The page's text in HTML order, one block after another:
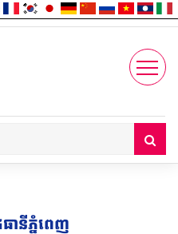
Account
Enjoy
ានីភ្នំពេញ